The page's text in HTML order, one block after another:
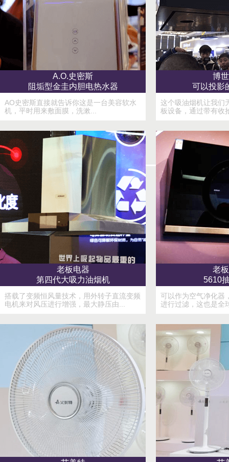
A.O.史密斯
阻垢型金圭内胆电热水器
AO史密斯直接就告诉你这是一台美容软水
机，平时用来敷面膜，洗漱...
博
可以投影
这个吸油烟机让我们
板设备，通过带有收
老板电器
第四代大吸力油烟机
搭载了变频恒风量技术，用外转子直流变频
电机来对风压进行增强，最大静压由...
老
5610
可以作为空气净化器
进行过滤，这也是全